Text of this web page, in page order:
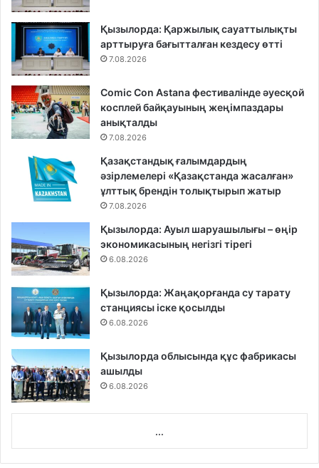
Қызылорда: Қаржылық сауаттылықты
арттыруға бағытталған кездесу өтті
7.08.2026
Comic Con Astana фестивалінде әуесқой
косплей байқауының жеңімпаздары
анықталды
7.08.2026
Қазақстандық ғалымдардың
әзірлемелері «Қазақстанда жасалған»
ұлттық брендін толықтырып жатыр
7.08.2026
Қызылорда: Ауыл шаруашылығы – өңір
экономикасының негізгі тірегі
6.08.2026
Қызылорда: Жаңақорғанда су тарату
станциясы іске қосылды
6.08.2026
Қызылорда облысында құс фабрикасы
ашылды
6.08.2026
...